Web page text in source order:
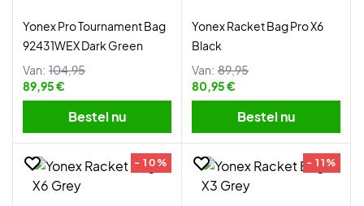
Yonex Pro Tournament Bag
92431WEX Dark Green
Van: 104,95
89,95 €
Bestel nu
Yonex Racket Bag Pro X6
Black
Van: 89,95
80,95 €
Bestel nu
- 10% - 11%